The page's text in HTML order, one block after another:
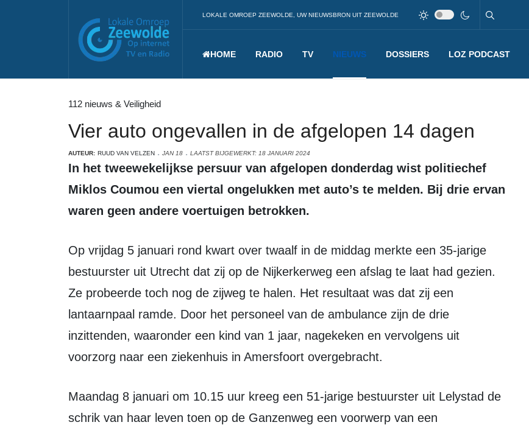
LOKALE OMROEP ZEEWOLDE, UW NIEUWSBRON UIT ZEEWOLDE
HOME RADIO TV NIEUWS DOSSIERS LOZ PODCAST
112 nieuws & Veiligheid
Vier auto ongevallen in de afgelopen 14 dagen
AUTEUR: RUUD VAN VELZEN JAN 18 LAATST BIJGEWERKT: 18 JANUARI 2024
In het tweewekelijkse persuur van afgelopen donderdag wist politiechef
Miklos Coumou een viertal ongelukken met auto’s te melden. Bij drie ervan
waren geen andere voertuigen betrokken.
Op vrijdag 5 januari rond kwart over twaalf in de middag merkte een 35-jarige
bestuurster uit Utrecht dat zij op de Nijkerkerweg een afslag te laat had gezien.
Ze probeerde toch nog de zijweg te halen. Het resultaat was dat zij een
lantaarnpaal ramde. Door het personeel van de ambulance zijn de drie
inzittenden, waaronder een kind van 1 jaar, nagekeken en vervolgens uit
voorzorg naar een ziekenhuis in Amersfoort overgebracht.
Maandag 8 januari om 10.15 uur kreeg een 51-jarige bestuurster uit Lelystad de
schrik van haar leven toen op de Ganzenweg een voorwerp van een